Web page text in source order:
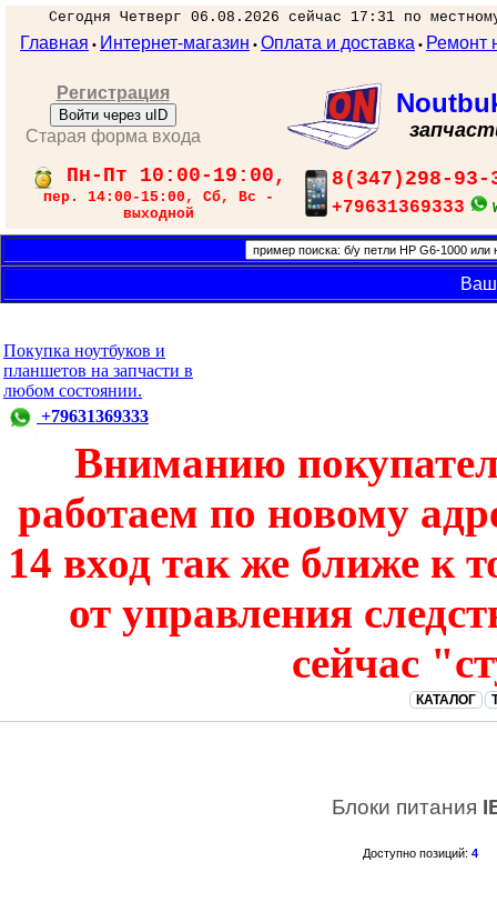
Сегодня Четверг 06.08.2026 сейчас 17:31 по
Главная • Интернет-магазин • Оплата и доставка • Ремонт
Регистрация
Войти через uID
Старая форма входа
Пн-Пт 10:00-19:00,
пер. 14:00-15:00, Сб, Вс -
выходной
8(347)298-93-
+79631369333
Покупка ноутбуков и
планшетов на запчасти в
любом состоянии.
+79631369333
Вниманию
работаем по новому
14 вход так же ближе к
от управления
сейчас
КАТАЛОГ
Блоки питания
Доступно позиций: 4